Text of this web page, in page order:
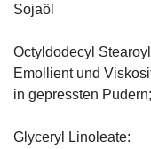
Sojaöl
Octyldodecyl
Emollient und
in gepressten
Glyceryl Linoleate: